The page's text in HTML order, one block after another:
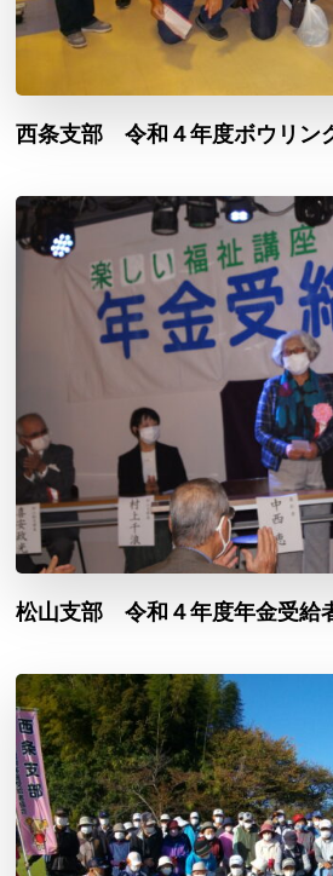
西条支部 令和４年度ボウリン
松山支部 令和４年度年金受給